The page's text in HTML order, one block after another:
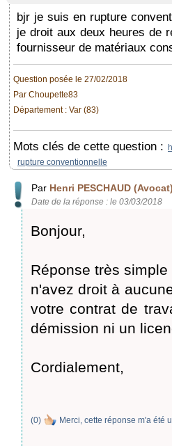
bjr je suis en rupture
je droit aux deux heures de
fournisseur de matériaux
Question posée le 27/02/2018
Par Choupette83
Département : Var (83)
Mots clés de cette question :
rupture conventionnelle
Par Henri PESCHAUD
Date de la réponse : le 03/03/2018
Bonjour,
Réponse très
n'avez droit à
votre contrat de
démission ni un
Cordialement,
(0) Merci, cette réponse m'a été